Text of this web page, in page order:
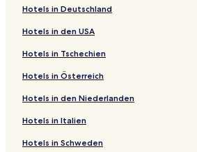
Hotels in Deutschland
Hotels in den USA
Hotels in Tschechien
Hotels in Österreich
Hotels in den Niederlanden
Hotels in Italien
Hotels in Schweden